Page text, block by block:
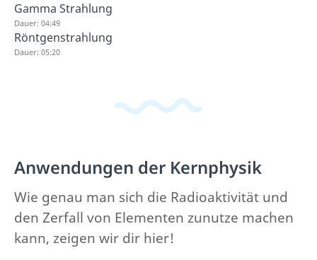
Gamma Strahlung
Dauer: 04:49
Röntgenstrahlung
Dauer: 05:20
Anwendungen der Kernphysik
Wie genau man sich die Radioaktivität und
den Zerfall von Elementen zunutze machen
kann, zeigen wir dir hier!